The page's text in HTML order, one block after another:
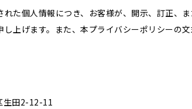
れた個人情報につき、お客様が、開示、訂正
上げます。また、本プライバシーポリシーの
生田2-12-11